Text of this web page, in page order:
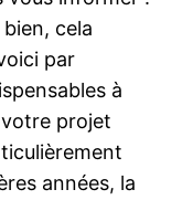
bien, cela
par
à
projet
années, la